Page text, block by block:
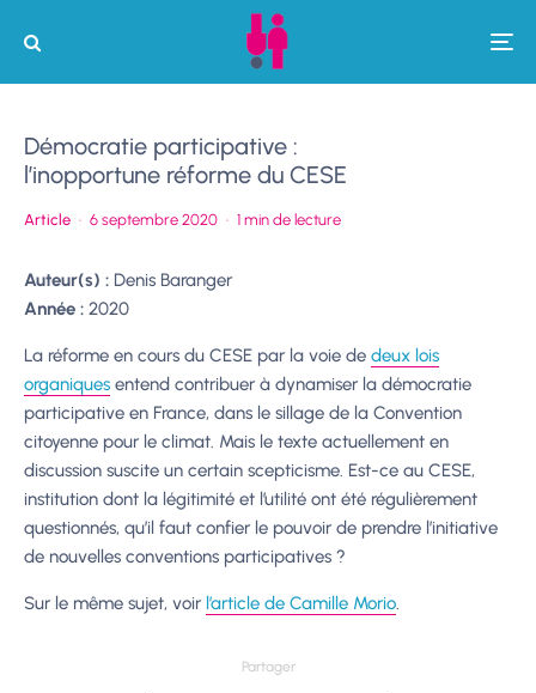
Démocratie participative :
l’inopportune réforme du CESE
Article · 6 septembre 2020 · 1 min de lecture
Auteur(s) : Denis Baranger
Année : 2020
La réforme en cours du CESE par la voie de deux lois
organiques entend contribuer à dynamiser la démocratie
participative en France, dans le sillage de la Convention
citoyenne pour le climat. Mais le texte actuellement en
discussion suscite un certain scepticisme. Est-ce au CESE,
institution dont la légitimité et l’utilité ont été régulièrement
questionnés, qu’il faut confier le pouvoir de prendre l’initiative
de nouvelles conventions participatives ?
Sur le même sujet, voir l’article de Camille Morio.
Partager